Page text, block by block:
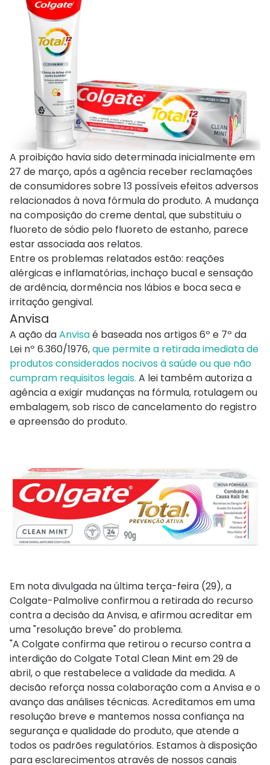
A proibição havia sido determinada inicialmente em
27 de março, após a agência receber reclamações
de consumidores sobre 13 possíveis efeitos adversos
relacionados à nova fórmula do produto. A mudança
na composição do creme dental, que substituiu o
fluoreto de sódio pelo fluoreto de estanho, parece
estar associada aos relatos.
Entre os problemas relatados estão: reações
alérgicas e inflamatórias, inchaço bucal e sensação
de ardência, dormência nos lábios e boca seca e
irritação gengival.
Anvisa
A ação daAnvisaé baseada nos artigos 6º e 7º da
Lei nº 6.360/1976,que permite a retirada imediata de
produtos considerados nocivos à saúde ou que não
cumpram requisitos legais. A lei também autoriza a
agência a exigir mudanças na fórmula, rotulagem ou
embalagem, sob risco de cancelamento do registro
e apreensão do produto.
Em nota divulgada na última terça-feira (29), a
Colgate-Palmolive confirmou a retirada do recurso
contra a decisão da Anvisa, e afirmou acreditar em
uma "resolução breve" do problema.
"A Colgate confirma que retirou o recurso contra a
interdição do Colgate Total Clean Mint em 29 de
abril, o que restabelece a validade da medida. A
decisão reforça nossa colaboração com a Anvisa e o
avanço das análises técnicas. Acreditamos em uma
resolução breve e mantemos nossa confiança na
segurança e qualidade do produto, que atende a
todos os padrões regulatórios. Estamos à disposição
para esclarecimentos através de nossos canais